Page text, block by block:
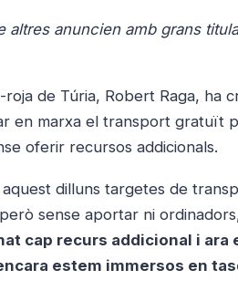
anuncien amb grans
de Túria, Robert Raga, ha
en marxa el transport gratuït
oferir recursos addicionals.
dilluns targetes de
sense aportar ni
cap recurs addicional i ara
estem immersos en